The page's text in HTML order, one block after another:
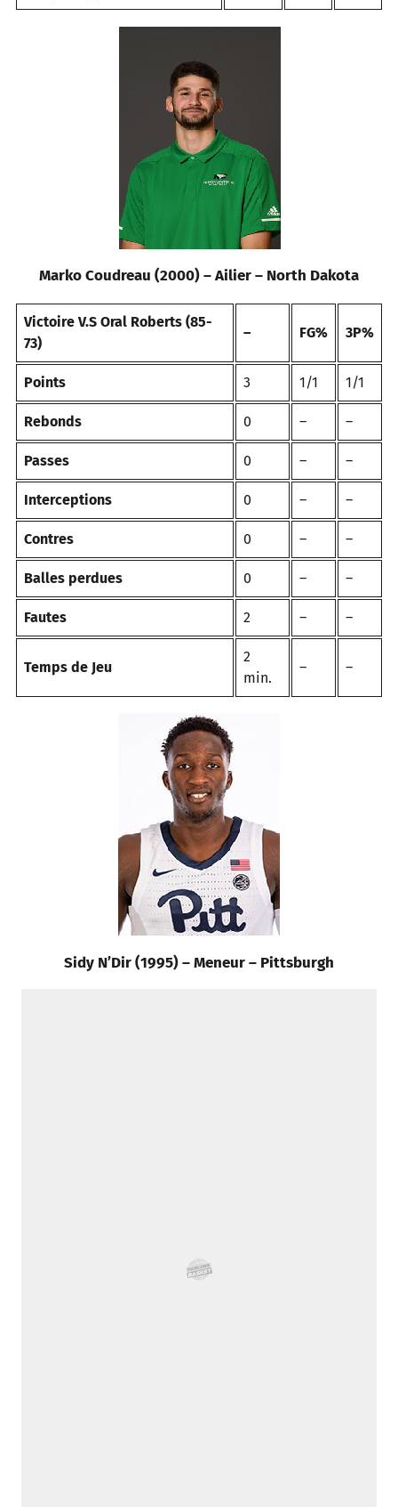
Marko Coudreau (2000) – Ailier – North Dakota
Victoire V.S Oral Roberts (85-
73)
– FG% 3P%
Points 3 1/1 1/1
Rebonds 0 – –
Passes 0 – –
Interceptions 0 – –
Contres 0 – –
Balles perdues 0 – –
Fautes 2 – –
Temps de Jeu
2
min.
– –
Sidy N’Dir (1995) – Meneur – Pittsburgh